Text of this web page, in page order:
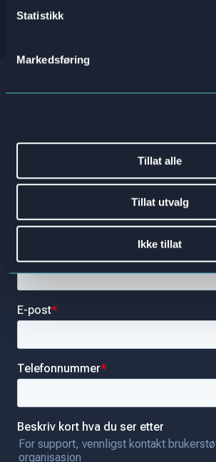
Statistikk
Markedsføring
Tillat alle
Tillat utvalg
Ikke tillat
Er du klar for
opplæringen din til
nivå?